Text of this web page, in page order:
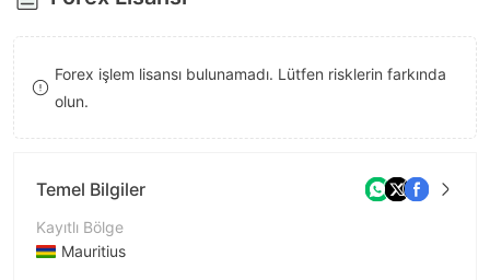
8
9
6
7
8
6
7
Forex işlem lisansı bulunamadı. Lütfen risklerin farkında
olun.
Temel Bilgiler
Kayıtlı Bölge
Mauritius